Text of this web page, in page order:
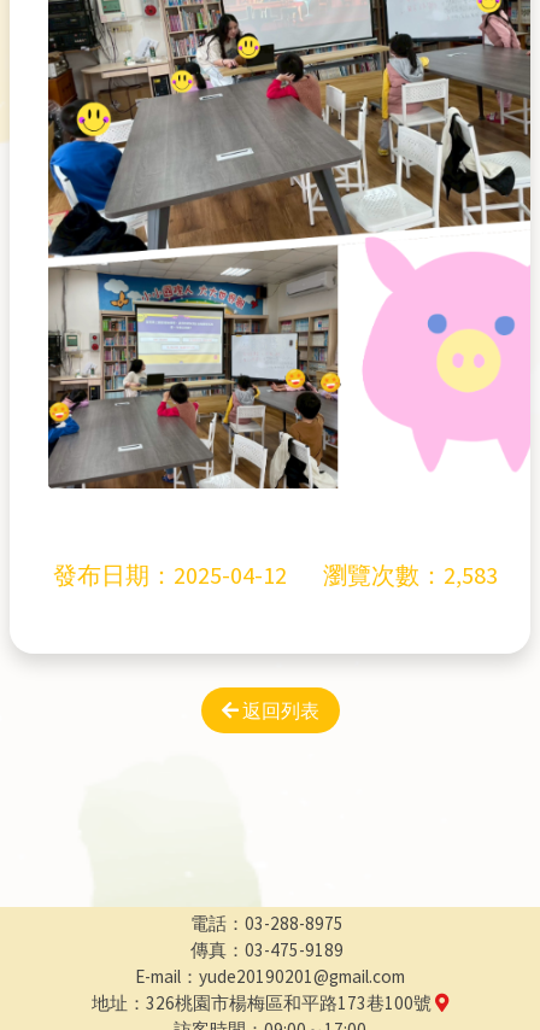
發布日期： 2025-04-12 瀏覽次數：2,583
返回列表
電話：03-288-8975
傳真：03-475-9189
E-mail：yude20190201@gmail.com
地址：326桃園市楊梅區和平路173巷100號